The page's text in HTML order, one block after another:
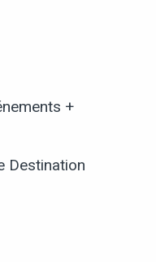
+
Destination